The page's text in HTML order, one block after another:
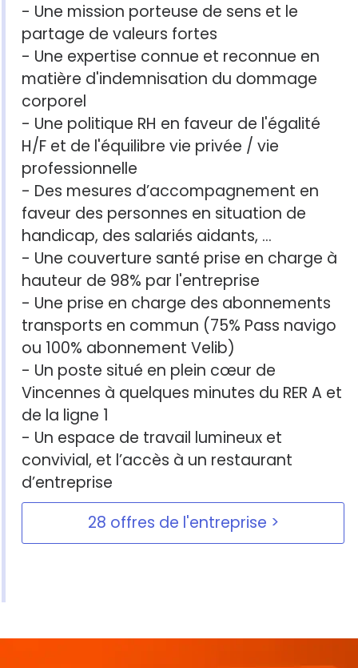
- Une mission porteuse de sens et le
partage de valeurs fortes
- Une expertise connue et reconnue en
matière d'indemnisation du dommage
corporel
- Une politique RH en faveur de l'égalité
H/F et de l'équilibre vie privée / vie
professionnelle
- Des mesures d’accompagnement en
faveur des personnes en situation de
handicap, des salariés aidants, …
- Une couverture santé prise en charge à
hauteur de 98% par l'entreprise
- Une prise en charge des abonnements
transports en commun (75% Pass navigo
ou 100% abonnement Velib)
- Un poste situé en plein cœur de
Vincennes à quelques minutes du RER A et
de la ligne 1
- Un espace de travail lumineux et
convivial, et l’accès à un restaurant
d’entreprise
28 offres de l'entreprise